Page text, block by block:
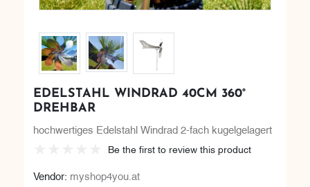
EDELSTAHL WINDRAD 40CM 360°
DREHBAR
hochwertiges Edelstahl Windrad 2-fach kugelgelagert
Be the first to review this product
Vendor: myshop4you.at